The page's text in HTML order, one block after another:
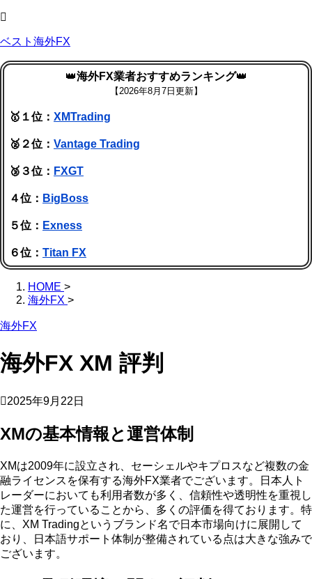
ベスト海外FX
👑海外FX業者おすすめランキング👑
【2026年8月7日更新】
🥇１位： XMTrading
🥈２位： Vantage Trading
🥉３位： FXGT
４位： BigBoss
５位： Exness
６位： Titan FX
HOME >
海外FX >
海外FX
海外FX XM 評判
2025年9月22日
XMの基本情報と運営体制
XMは2009年に設立され、セーシェルやキプロスなど複数の金
融ライセンスを保有する海外FX業者でございます。日本人ト
レーダーにおいても利用者数が多く、信頼性や透明性を重視し
た運営を行っていることから、多くの評価を得ております。特
に、XM Tradingというブランド名で日本市場向けに展開して
おり、日本語サポート体制が整備されている点は大きな強みで
ございます。